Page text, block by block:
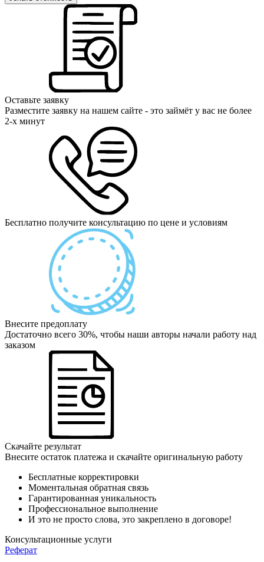
Оставьте заявку
Разместите заявку на нашем сайте - это займёт у вас не более
2-х минут
Бесплатно получите консультацию по цене и условиям
Внесите предоплату
Достаточно всего 30%, чтобы наши авторы начали работу над
заказом
Скачайте результат
Внесите остаток платежа и скачайте оригинальную работу
Бесплатные корректировки
Моментальная обратная связь
Гарантированная уникальность
Профессиональное выполнение
И это не просто слова, это закреплено в договоре!
Консультационные услуги
Реферат